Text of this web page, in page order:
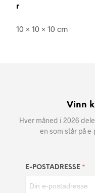
r
10 × 10 × 10 cm
Vinn
Hver måned i 2026
en som står på
E-POSTADRESSE *